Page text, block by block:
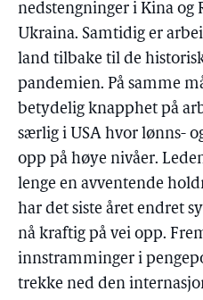
nedstengninger i Kina og
Ukraina. Samtidig er
land tilbake til de
pandemien. På samme
betydelig knapphet på
særlig i USA hvor lønns-
opp på høye nivåer.
lenge en avventende
har det siste året endret
nå kraftig på vei opp.
innstramminger i
trekke ned den